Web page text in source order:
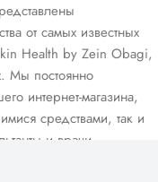
от самых известных
Health by Zein Obagi,
Мы постоянно
интернет-магазина,
средствами, так и
и врачи-